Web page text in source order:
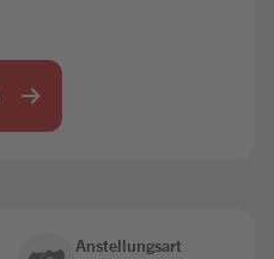
Anstellungsart